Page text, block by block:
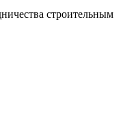
строительным